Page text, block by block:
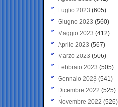
Luglio 2023 (605)
Giugno 2023 (560)
Maggio 2023 (412)
Aprile 2023 (567)
Marzo 2023 (506)
Febbraio 2023 (505)
Gennaio 2023 (541)
Dicembre 2022 (525)
Novembre 2022 (526)